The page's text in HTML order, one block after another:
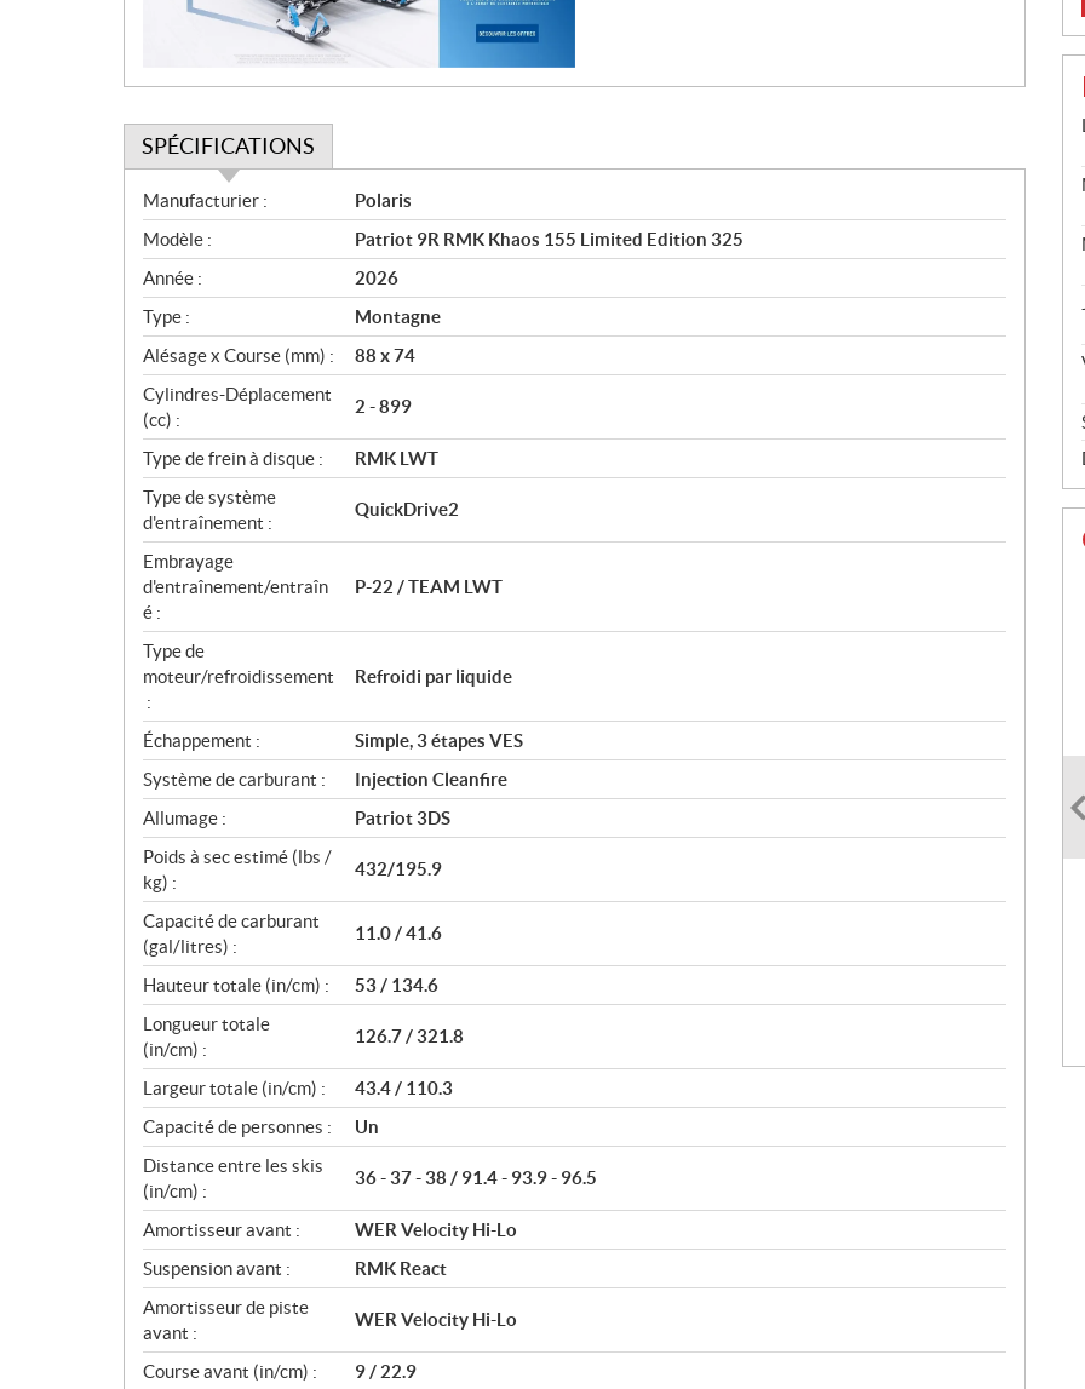
SPÉCIFICATIONS
S
p
é
c
i
f
i
c
a
t
i
o
n
s
Manufacturier :
Polaris
Modèle :
Patriot 9R RMK Khaos 155 Limited Edition 325
Année :
2026
Type :
Montagne
Alésage x Course (mm) :
88 x 74
Cylindres-Déplacement
(cc) :
2 - 899
Type de frein à disque :
RMK LWT
Type de système
d'entraînement :
QuickDrive2
Embrayage
d'entraînement/entraîn
é :
P-22 / TEAM LWT
Type de
moteur/refroidissement
:
Refroidi par liquide
Échappement :
Simple, 3 étapes VES
Système de carburant :
Injection Cleanfire
Allumage :
Patriot 3DS
Poids à sec estimé (lbs /
kg) :
432/195.9
Capacité de carburant
(gal/litres) :
11.0 / 41.6
Hauteur totale (in/cm) :
53 / 134.6
Longueur totale
(in/cm) :
126.7 / 321.8
Largeur totale (in/cm) :
43.4 / 110.3
Capacité de personnes :
Un
Distance entre les skis
(in/cm) :
36 - 37 - 38 / 91.4 - 93.9 - 96.5
Amortisseur avant :
WER Velocity Hi-Lo
Suspension avant :
RMK React
Amortisseur de piste
avant :
WER Velocity Hi-Lo
Course avant (in/cm) :
9 / 22.9